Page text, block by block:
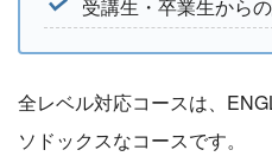
受講生・卒業生から
全レベル対応コースは、
ソドックスなコースです。